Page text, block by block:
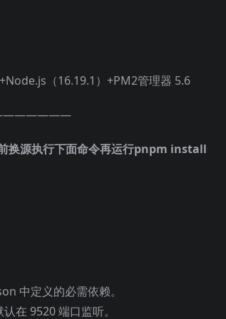
（16.19.1）+PM2管理器 5.6
换源执行下面命令再运行pnpm install
中定义的必需依赖。
在 9520 端口监听。